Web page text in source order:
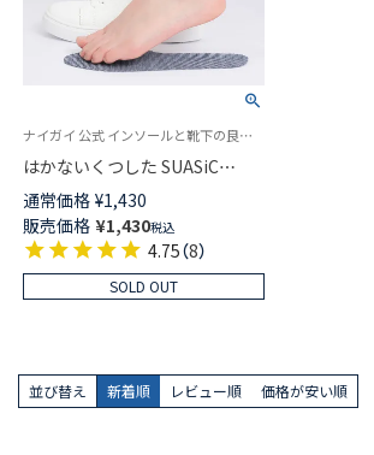
ナイガイ 公式 インソールと靴下の良いトコ取り はかない靴下 男性 旧96405200
はかないくつした SUASiC
JP（スアシック） スニーカー ＆
革靴用 消臭機能綿使用 ソック
ス 男女兼用 02424210
通常価格 ¥1,430
販売価格 ¥1,430税込
4.75（8）
SOLD OUT
並び替え 新着順 レビュー順 価格が安い順